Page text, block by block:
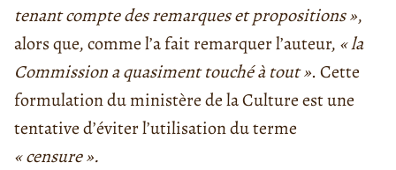
tenant compte des remarques et propositions »,
alors que, comme l’a fait remarquer l’auteur, « la
Commission a quasiment touché à tout ». Cette
formulation du ministère de la Culture est une
tentative d’éviter l’utilisation du terme
« censure ».